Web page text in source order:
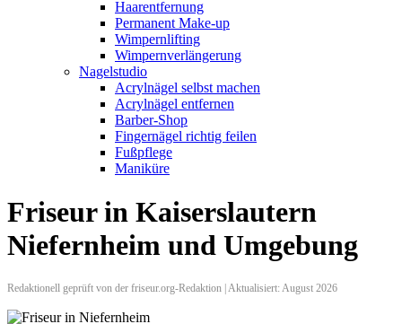
Haarentfernung
Permanent Make-up
Wimpernlifting
Wimpernverlängerung
Nagelstudio
Acrylnägel selbst machen
Acrylnägel entfernen
Barber-Shop
Fingernägel richtig feilen
Fußpflege
Maniküre
Friseur in Kaiserslautern
Niefernheim und Umgebung
Redaktionell geprüft von der friseur.org-Redaktion | Aktualisiert: August 2026